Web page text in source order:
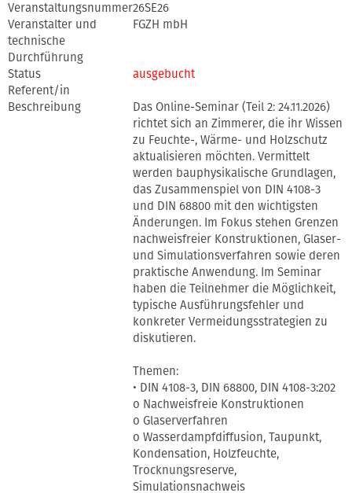
Veranstaltungsnummer26SE26
Veranstalter und
technische
Durchführung
FGZH mbH
Status
ausgebucht
Referent/in
Beschreibung
Das Online-Seminar (Teil 2: 24.11.2026)
richtet sich an Zimmerer, die ihr Wissen
zu Feuchte-, Wärme- und Holzschutz
aktualisieren möchten. Vermittelt
werden bauphysikalische Grundlagen,
das Zusammenspiel von DIN 4108-3
und DIN 68800 mit den wichtigsten
Änderungen. Im Fokus stehen Grenzen
nachweisfreier Konstruktionen, Glaser-
und Simulationsverfahren sowie deren
praktische Anwendung. Im Seminar
haben die Teilnehmer die Möglichkeit,
typische Ausführungsfehler und
konkreter Vermeidungsstrategien zu
diskutieren.
Themen:
• DIN 4108-3, DIN 68800, DIN 4108-3:202
o Nachweisfreie Konstruktionen
o Glaserverfahren
o Wasserdampfdiffusion, Taupunkt,
Kondensation, Holzfeuchte,
Trocknungsreserve,
Simulationsnachweis